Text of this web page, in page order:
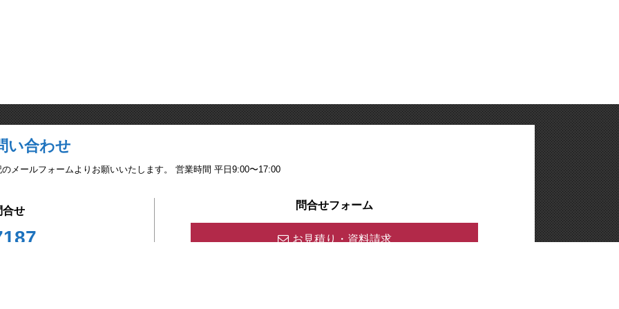
い合わせ
メールフォームよりお願いいたします。 営業時間 平日9:00〜17:00
合せ 問合せフォーム
お見積り・資料請求